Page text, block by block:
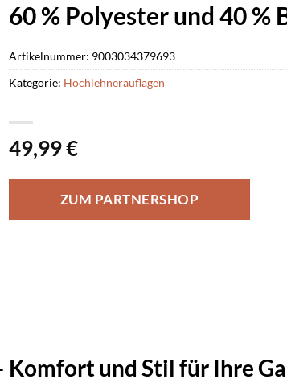
60 % Polyester und 40 %
49,99€
ZUM PARTNERSHOP
Artikelnummer: 9003034379693
Kategorie: Hochlehnerauflagen
Komfort und Stil für Ihre